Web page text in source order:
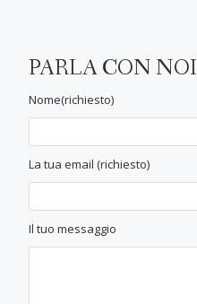
PARLA CON NOI
Nome(richiesto)
La tua email (richiesto)
Il tuo messaggio